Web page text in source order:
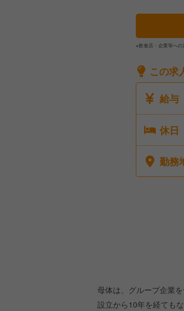
※飲食店・企業等への
この求
給与
休日
勤務
母体は、グループ企業
設立から10年を経ても